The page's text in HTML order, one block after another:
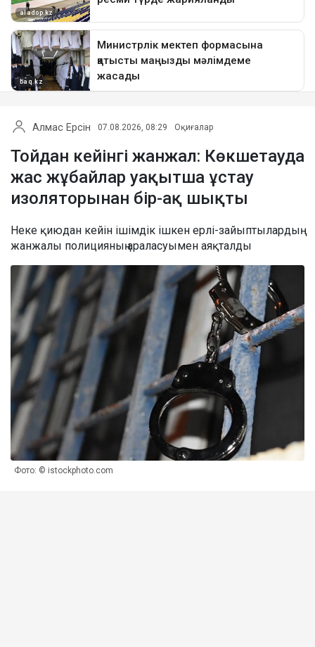
Алмас Ерсін 07.08.2026, 08:29 Оқиғалар
Тойдан кейінгі жанжал: Көкшетауда
жас жұбайлар уақытша ұстау
изоляторынан бір-ақ шықты
Неке қиюдан кейін ішімдік ішкен ерлі-зайыптылардың
жанжалы полицияның араласуымен аяқталды
Фото: © istockphoto.com